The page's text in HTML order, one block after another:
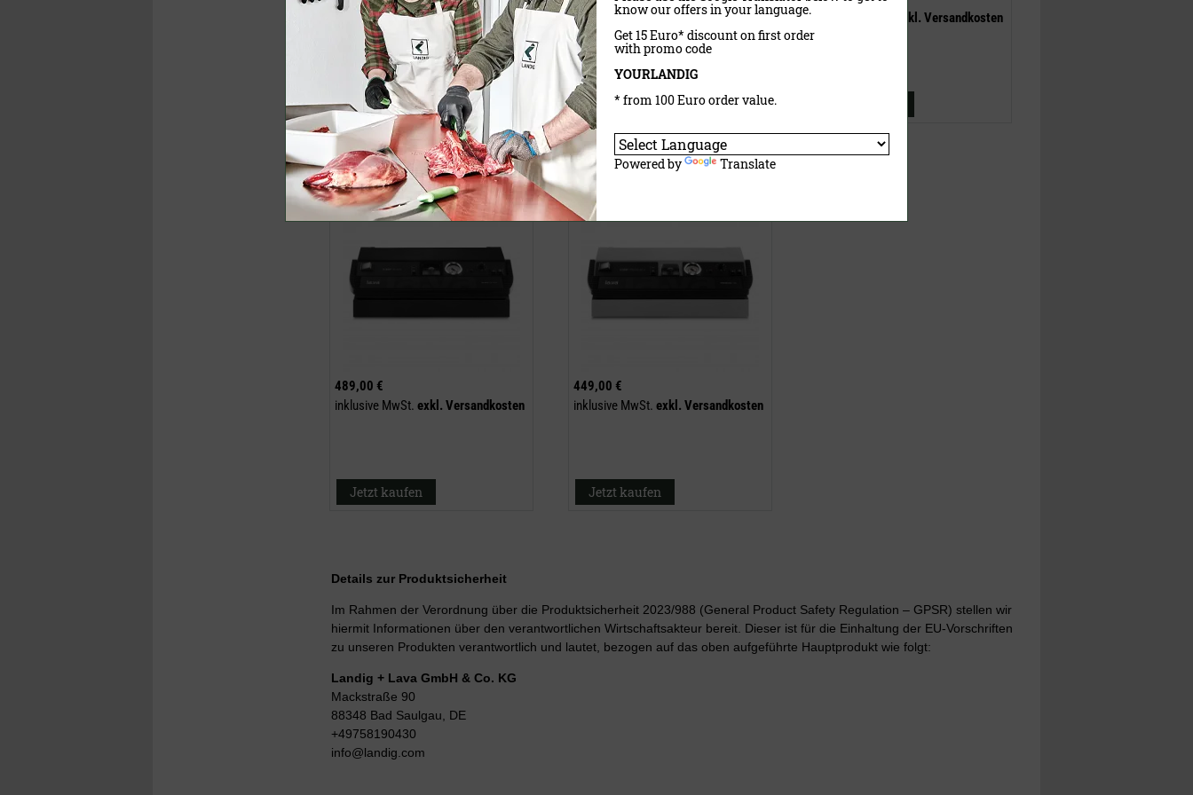
28,95 €
inklusive MwSt.exkl. Versandkosten
Jetzt kaufen
28,95 €
inklusive MwSt.exkl. Versandkosten
Jetzt kaufen
exkl. Versandkosten
Vakuumiergerät V.300 Black
489,00 €
inklusive MwSt. exkl. Versandkosten
Jetzt kaufen
Vakuumiergerät V.300 Premium X
449,00 €
inklusive MwSt. exkl.Versandkosten
Jetzt kaufen
Details zur Produktsicherheit
Im Rahmen der Verordnung über die Produktsicherheit 2023/988 (General Product Safety Regulation – GPSR) stellen wir
hiermit Informationen über den verantwortlichen Wirtschaftsakteur bereit. Dieser ist für die Einhaltung der EU-Vorschriften
zu unseren Produkten verantwortlich und lautet, bezogen auf das oben aufgeführte Hauptprodukt wie folgt:
Landig + Lava GmbH & Co. KG
Mackstraße 90
88348 Bad Saulgau, DE
+49758190430
info@landig.com
know our offers in your language.
Get 15 Euro* discount on first order
with promo code
YOURLANDIG
* from 100 Euro order value.
Powered by Translate